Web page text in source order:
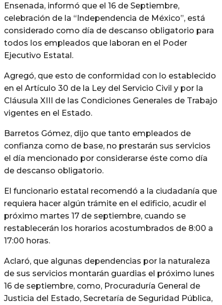
Ensenada, informó que el 16 de Septiembre,
celebración de la “Independencia de México”, está
considerado como día de descanso obligatorio para
todos los empleados que laboran en el Poder
Ejecutivo Estatal.
Agregó, que esto de conformidad con lo establecido
en el Artículo 30 de la Ley del Servicio Civil y por la
Cláusula XIII de las Condiciones Generales de Trabajo
vigentes en el Estado.
Barretos Gómez, dijo que tanto empleados de
confianza como de base, no prestarán sus servicios
el día mencionado por considerarse éste como día
de descanso obligatorio.
El funcionario estatal recomendó a la ciudadanía que
requiera hacer algún trámite en el edificio, acudir el
próximo martes 17 de septiembre, cuando se
restablecerán los horarios acostumbrados de 8:00 a
17:00 horas.
Aclaró, que algunas dependencias por la naturaleza
de sus servicios montarán guardias el próximo lunes
16 de septiembre, como, Procuraduría General de
Justicia del Estado, Secretaría de Seguridad Pública,